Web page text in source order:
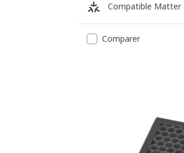
Compatible Matter
Comparer